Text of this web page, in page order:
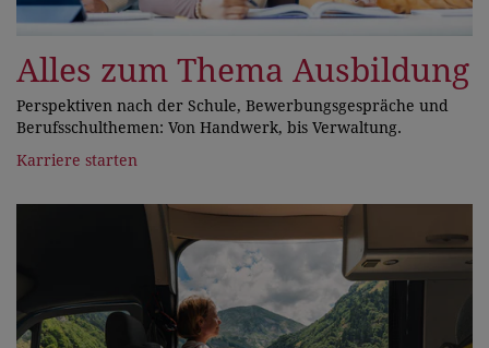
Alles zum Thema Ausbildung
Perspektiven nach der Schule, Bewerbungsgespräche und
Berufsschulthemen: Von Handwerk, bis Verwaltung.
Karriere starten